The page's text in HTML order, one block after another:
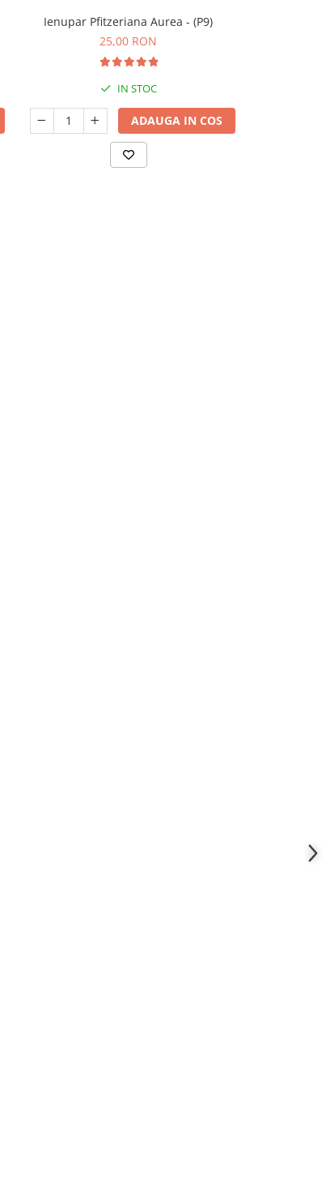
Ienupar Pfitzeriana Aurea - (P9)
25,00 RON
IN STOC
ADAUGA IN COS